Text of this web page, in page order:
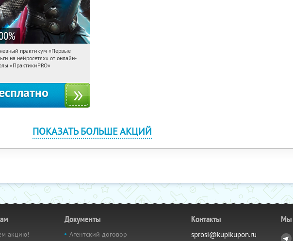
%
11:01:10 Получили:
практикум «Первые
на нейросетях» от онлайн-
«ПрактикиPRO»
ПОКАЗАТЬ БОЛЬШЕ АКЦИЙ
акцию!
Документы
Агентский договор
Контакты
sprosi@kupikupon.ru
Мы